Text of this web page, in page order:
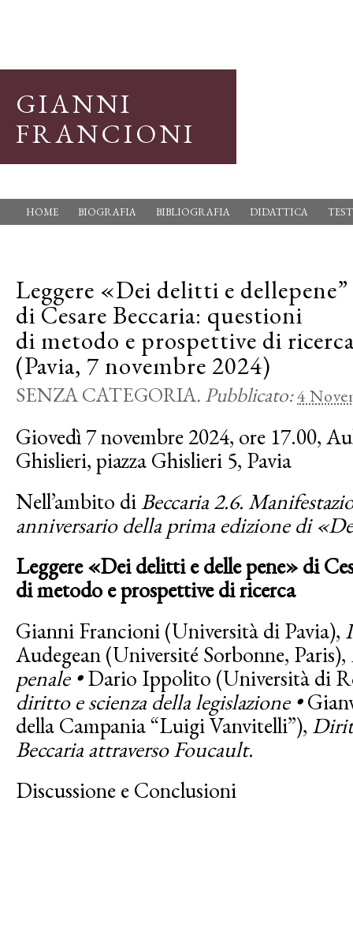
GIANNI
FRANCIONI
HOME BIOGRAFIA BIBLIOGRAFIA DIDATTICA
Leggere «Dei delitti e dellepene”
di Cesare Beccaria: questioni
di metodo e prospettive di
(Pavia, 7 novembre 2024)
SENZA CATEGORIA. Pubblicato:4
Giovedì 7 novembre 2024, ore 17.00,
Ghislieri, piazza Ghislieri 5, Pavia
Nell’ambito diBeccaria 2.6.
anniversario della prima edizione di
Leggere «Dei delitti e delle pene» di
di metodo e prospettive di ricerca
Gianni Francioni (Università di Pavia),
Audegean (Université Sorbonne, Paris),
penale •Dario Ippolito (Università di
diritto e scienza della legislazione •
della Campania “Luigi Vanvitelli”),
Beccaria attraverso Foucault.
Discussione e Conclusioni